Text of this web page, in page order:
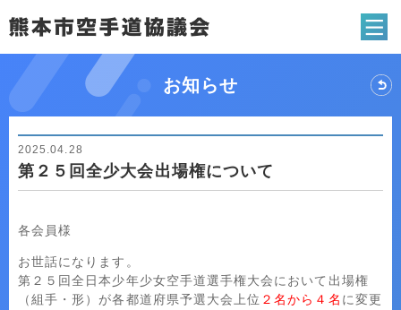
熊本市空手道協
お知らせ
第２５回全少大会出場権について
2025.04.28
各会員様
お世話になります。
第２５回全日本少年少女空手道選手権大会において出場権
（組手・形）が各都道府県予選大会上位 ２名から４名 に変更